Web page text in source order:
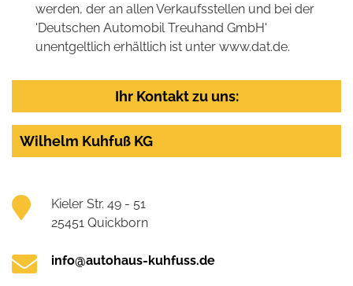
werden, der an allen Verkaufsstellen und bei der
'Deutschen Automobil Treuhand GmbH'
unentgeltlich erhältlich ist unter www.dat.de.
Ihr Kontakt zu uns:
Wilhelm Kuhfuß KG
Kieler Str. 49 - 51
25451 Quickborn
info@autohaus-kuhfuss.de